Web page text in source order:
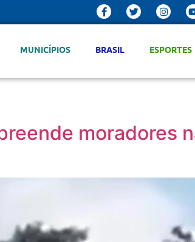
MUNICÍPIOS BRASIL ESPORTES
moradores